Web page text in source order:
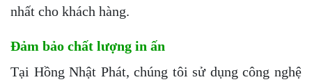
nhất cho khách hàng.
Đảm bảo chất lượng in ấn
Tại Hồng Nhật Phát, chúng tôi sử dụng công nghệ